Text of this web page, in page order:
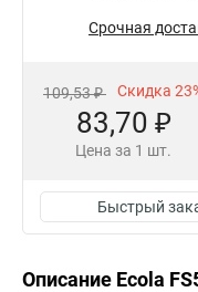
Срочная
109,53 ₽ Скидка
83,70 ₽
Цена за 1 шт.
Быстрый
Описание Ecola